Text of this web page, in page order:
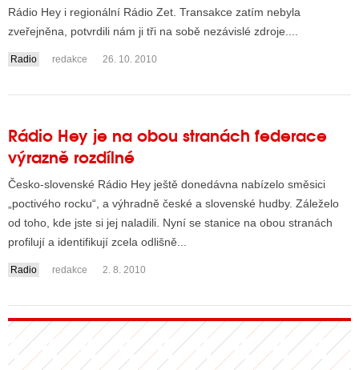
Rádio Hey i regionální Rádio Zet. Transakce zatím nebyla
zveřejněna, potvrdili nám ji tři na sobě nezávislé zdroje....
Radio redakce 26. 10. 2010
Rádio Hey je na obou stranách federace
výrazně rozdílné
Česko-slovenské Rádio Hey ještě donedávna nabízelo směsici
„poctivého rocku“, a výhradně české a slovenské hudby. Záleželo
od toho, kde jste si jej naladili. Nyní se stanice na obou stranách
profilují a identifikují zcela odlišně...
Radio redakce 2. 8. 2010